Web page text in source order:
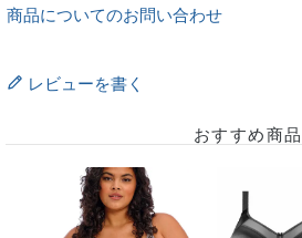
商品についてのお問い合わせ
レビューを書く
おすすめ商品